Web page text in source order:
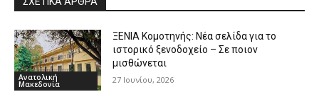
Ανατολική
Μακεδονία
ΞΕΝΙΑ Κομοτηνής: Νέα σελίδα για το
ιστορικό ξενοδοχείο – Σε ποιον
μισθώνεται
27 Ιουνίου, 2026